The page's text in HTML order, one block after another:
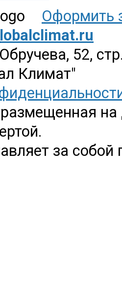
Оформить
52,
Климат"
на
за собой